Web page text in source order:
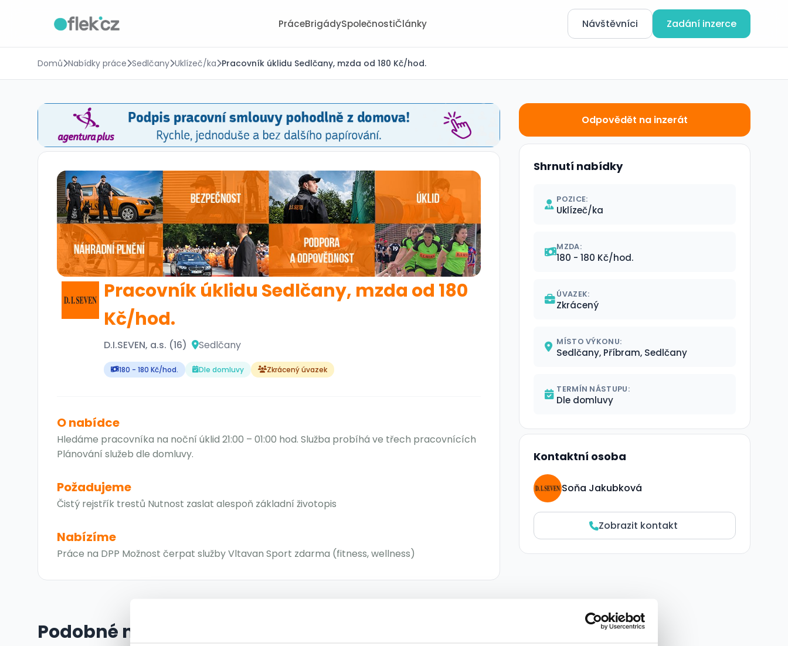
PráceBrigádySpolečnostiČlánky Návštěvníci Zadání inzerce
Domů Nabídky práce Sedlčany Uklízeč/ka Pracovník úklidu Sedlčany, mzda od 180 Kč/hod.
Pracovník úklidu Sedlčany, mzda od 180
Kč/hod.
D.I.SEVEN, a.s. (16) Sedlčany
180 - 180 Kč/hod. Dle domluvy Zkrácený úvazek
O nabídce
Hledáme pracovníka na noční úklid 21:00 – 01:00 hod. Služba probíhá ve třech pracovnících
Plánování služeb dle domluvy.
Požadujeme
Čistý rejstřík trestů Nutnost zaslat alespoň základní životopis
Nabízíme
Práce na DPP Možnost čerpat služby Vltavan Sport zdarma (fitness, wellness)
Odpovědět na inzerát
Shrnutí nabídky
POZICE:
Uklízeč/ka
MZDA:
180 - 180 Kč/hod.
ÚVAZEK:
Zkrácený
MÍSTO VÝKONU:
Sedlčany, Příbram, Sedlčany
TERMÍN NÁSTUPU:
Dle domluvy
Kontaktní osoba
Soňa Jakubková
Zobrazit kontakt
Podobné nabídky